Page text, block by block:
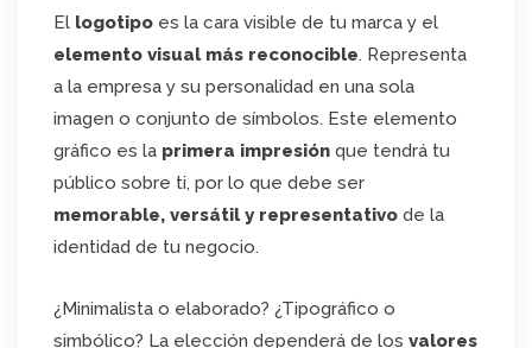
El logotipo es la cara visible de tu marca y el
elemento visual más reconocible. Representa
a la empresa y su personalidad en una sola
imagen o conjunto de símbolos. Este elemento
gráfico es la primera impresión que tendrá tu
público sobre ti, por lo que debe ser
memorable, versátil y representativo de la
identidad de tu negocio.
¿Minimalista o elaborado? ¿Tipográfico o
simbólico? La elección dependerá de los valores